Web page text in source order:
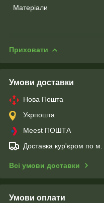
Матеріали
Приховати
Умови доставки
Нова Пошта
Укрпошта
Meest ПОШТА
Доставка кур'єром по
Всі умови доставки
Умови оплати